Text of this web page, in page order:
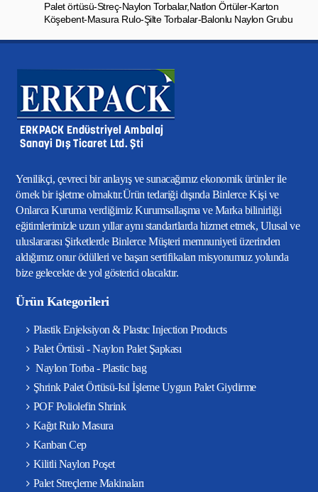
Palet örtüsü-Streç-Naylon Torbalar,Natlon Örtüler-Karton
Köşebent-Masura Rulo-Şilte Torbalar-Balonlu Naylon Grubu
Yenilikçi, çevreci bir anlayış ve sunacağımız ekonomik ürünler ile
örnek bir işletme olmaktır.Ürün tedariği dışında Binlerce Kişi ve
Onlarca Kuruma verdiğimiz Kurumsallaşma ve Marka bilinirliği
eğitimlerimizle uzun yıllar aynı standartlarda hizmet etmek, Ulusal ve
uluslararası Şirketlerde Binlerce Müşteri memnuniyeti üzerinden
aldığımız onur ödülleri ve başarı sertifikaları misyonumuz yolunda
bize gelecekte de yol gösterici olacaktır.
Ürün Kategorileri
Plastik Enjeksiyon & Plastıc Injection Products
Palet Örtüsü - Naylon Palet Şapkası
Naylon Torba - Plastic bag
Şhrink Palet Örtüsü-Isıl İşleme Uygun Palet Giydirme
POF Poliolefin Shrink
Kağıt Rulo Masura
Kanban Cep
Kilitli Naylon Poşet
Palet Streçleme Makinaları